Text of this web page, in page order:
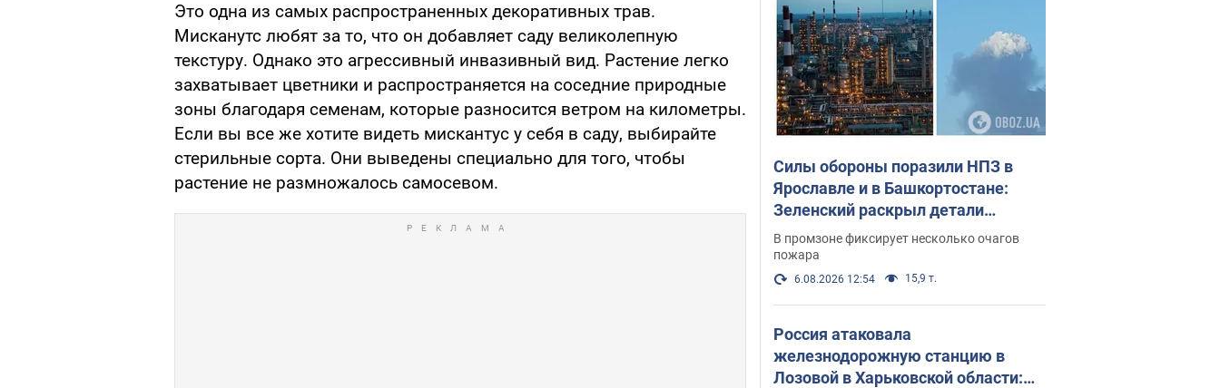
Это одна из самых распространенных декоративных трав.
Мисканутс любят за то, что он добавляет саду великолепную
текстуру. Однако это агрессивный инвазивный вид. Растение легко
захватывает цветники и распространяется на соседние природные
зоны благодаря семенам, которые разносится ветром на километры.
Если вы все же хотите видеть мискантус у себя в саду, выбирайте
стерильные сорта. Они выведены специально для того, чтобы
растение не размножалось самосевом.
Силы обороны поразили НПЗ в
Ярославле и в Башкортостане:
Зеленский раскрыл детали
операции. Фото и видео
В промзоне фиксирует несколько очагов
пожара
6.08.2026 12:54 15,9 т.
Россия атаковала
железнодорожную станцию в
Лозовой в Харьковской области: